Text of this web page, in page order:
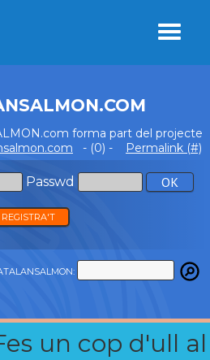
forma part del projecte
- (0) - Permalink (#)
Passwd
REGISTRA'T
un cop d'ull al